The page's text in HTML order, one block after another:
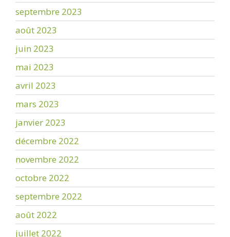
septembre 2023
août 2023
juin 2023
mai 2023
avril 2023
mars 2023
janvier 2023
décembre 2022
novembre 2022
octobre 2022
septembre 2022
août 2022
juillet 2022